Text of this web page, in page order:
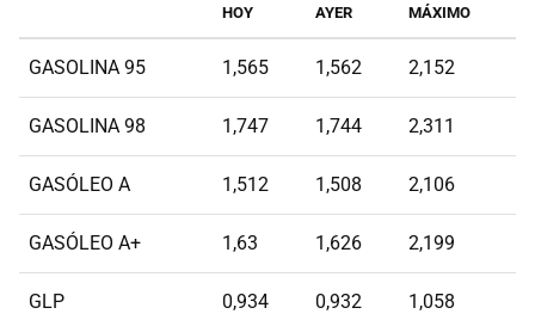
HOY AYER MÁXIMO
GASOLINA 95 1,565 1,562 2,152
GASOLINA 98 1,747 1,744 2,311
GASÓLEO A 1,512 1,508 2,106
GASÓLEO A+ 1,63 1,626 2,199
GLP 0,934 0,932 1,058